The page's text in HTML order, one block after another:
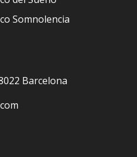
Somnolencia
Barcelona